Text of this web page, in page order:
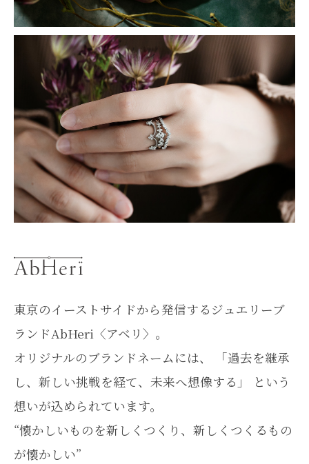
東京のイーストサイドから発信するジュエリーブ
ランドAbHeri〈アベリ〉。
オリジナルのブランドネームには、 「過去を継承
し、新しい挑戦を経て、未来へ想像する」 という
想いが込められています。
“懐かしいものを新しくつくり、新しくつくるもの
が懐かしい”